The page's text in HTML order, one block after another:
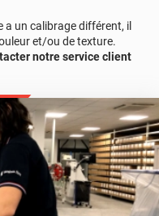
a un calibrage différent, il
et/ou de texture.
notre service client